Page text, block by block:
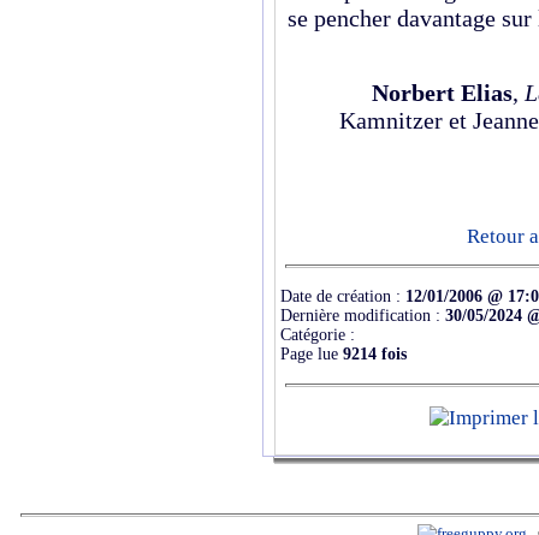
se pencher davantage
Norbert Elias,
Kamnitzer et
Retour
Date de création : 12/01/2006 @
Dernière modification : 30/05/2024
Catégorie :
Page lue 9214 fois